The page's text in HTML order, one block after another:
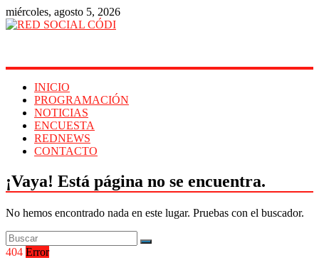
miércoles, agosto 5, 2026
SOCIAL
CÓDI
IMAGEN
INTERNET
INICIO
PROGRAMACIÓN
NOTICIAS
ENCUESTA
REDNEWS
CONTACTO
¡Vaya! Está página no se encuentra.
No hemos encontrado nada en este lugar. Pruebas con el buscador.
404 Error